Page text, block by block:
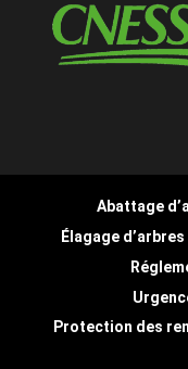
Abattage
Élagage d’arbres
Protection des